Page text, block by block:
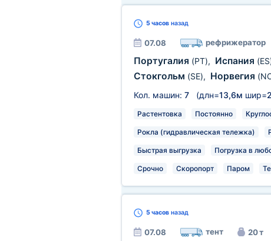
5 часовназад
07.08 рефрижератор
Португалия (PT), Испания
Стокгольм (SE), Норвегия
Кол. машин: 7(длн=13,6м шир=
Растентовка Постоянно
Рокла (гидравлическая тележка)
Быстрая выгрузка Погрузка в
Срочно Скоропорт Паром
5 часовназад
07.08 тент 20 т